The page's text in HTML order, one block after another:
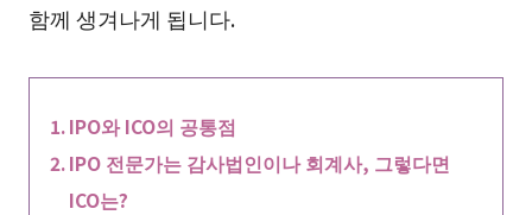
함께 생겨나게 됩니다.
IPO와 ICO의 공통점
IPO 전문가는 감사법인이나 회계사, 그렇다면
ICO는?